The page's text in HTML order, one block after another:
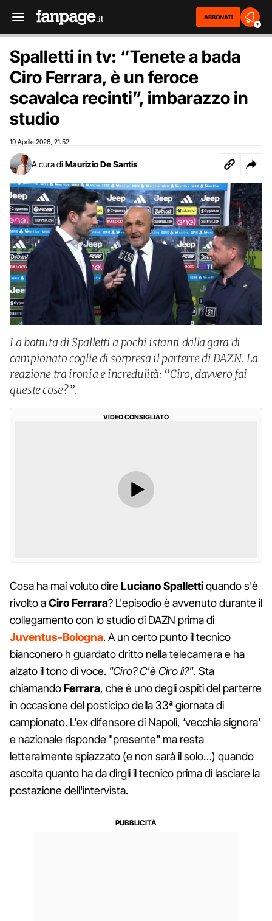
ABBONATI
2
Spalletti in tv: “Tenete a bada
Ciro Ferrara, è un feroce
scavalca recinti”, imbarazzo in
studio
19 Aprile 2026 21:52
A cura di Maurizio De Santis
La battuta di Spalletti a pochi istanti dalla gara di
campionato coglie di sorpresa il parterre di DAZN. La
reazione tra ironia e incredulità: “Ciro, davvero fai
queste cose?”.
VIDEO CONSIGLIATO
Cosa ha mai voluto direLuciano Spallettiquando s'è
rivolto aCiro Ferrara? L'episodio è avvenuto durante il
collegamento con lo studio di DAZN prima di
Juventus-Bologna. A un certo punto il tecnico
bianconero h guardato dritto nella telecamera e ha
alzato il tono di voce. "Ciro? C'è Ciro lì?". Sta
chiamandoFerrara, che è uno degli ospiti del parterre
in occasione del posticipo della 33ª giornata di
campionato. L'ex difensore di Napoli, ‘vecchia signora'
e nazionale risponde "presente" ma resta
letteralmente spiazzato (e non sarà il solo…) quando
ascolta quanto ha da dirgli il tecnico prima di lasciare la
postazione dell'intervista.